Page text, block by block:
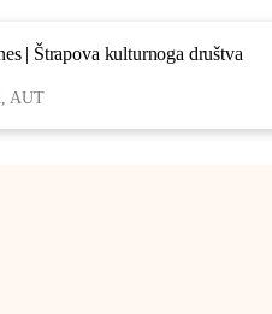
| Štrapova kulturnoga društva
AUT